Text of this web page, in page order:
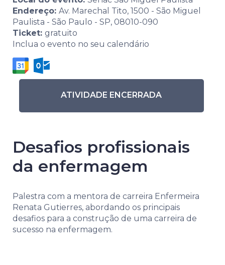
Endereço: Av. Marechal Tito, 1500 - São Miguel
Paulista - São Paulo - SP, 08010-090
Ticket: gratuito
Inclua o evento no seu calendário
ATIVIDADE ENCERRADA
Desafios profissionais
da enfermagem
Palestra com a mentora de carreira Enfermeira
Renata Gutierres, abordando os principais
desafios para a construção de uma carreira de
sucesso na enfermagem.